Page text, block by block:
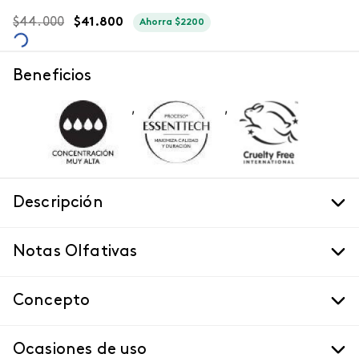
$44.000 $41 .800 Ahorra$2200
Beneficios
,
,
Descripción
Notas Olfativas
Concepto
Ocasiones de uso